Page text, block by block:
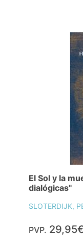
El Sol y la
dialógicas"
SLOTERDIJK,
PVP. 29,95€